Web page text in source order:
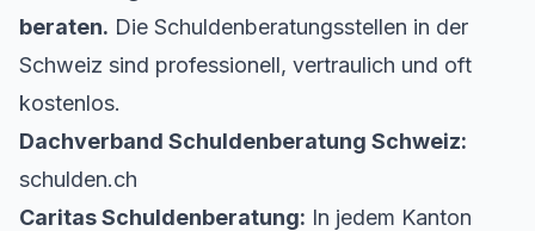
beraten. Die Schuldenberatungsstellen in der
Schweiz sind professionell, vertraulich und oft
kostenlos.
Dachverband Schuldenberatung Schweiz:
schulden.ch
Caritas Schuldenberatung: In jedem Kanton